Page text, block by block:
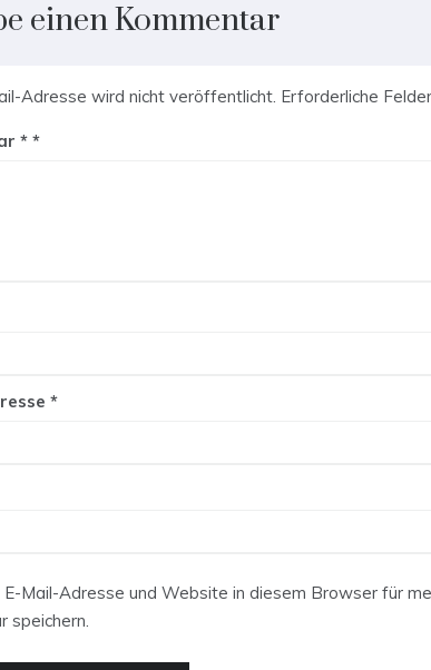
einen Kommentar
Adresse wird nicht veröffentlicht. Erforderliche
*
*
E-Mail-Adresse und Website in diesem Browser für
speichern.